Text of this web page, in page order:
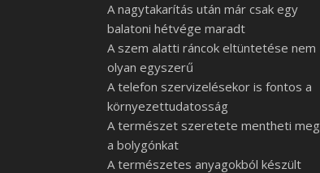
A nagytakarítás után már csak egy
balatoni hétvége maradt
A szem alatti ráncok eltüntetése nem
olyan egyszerű
A telefon szervizelésekor is fontos a
környezettudatosság
A természet szeretete mentheti meg
a bolygónkat
A természetes anyagokból készült